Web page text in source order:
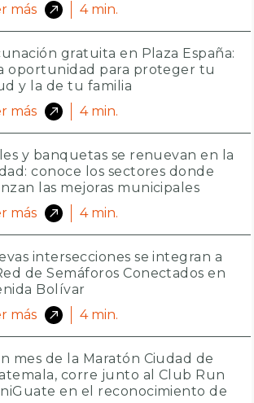
más
4 min.
gratuita en Plaza España:
oportunidad para proteger tu
y la de tu familia
más
4 min.
y banquetas se renuevan en la
conoce los sectores donde
las mejoras municipales
más
4 min.
intersecciones se integran a
de Semáforos Conectados en
Bolívar
más
4 min.
mes de la Maratón Ciudad de
corre junto al Club Run
en el reconocimiento de